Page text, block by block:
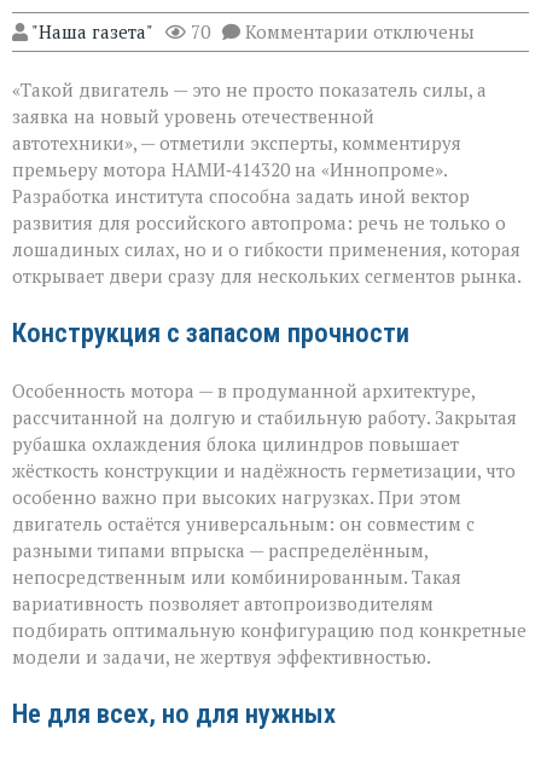
"Наша газета" 70 Комментарии к
записи
мотор — не
ради
а
ради
возможностей»
отключены
«Такой двигатель — это не просто показатель силы, а
заявка на новый уровень отечественной
автотехники», — отметили эксперты, комментируя
премьеру мотора НАМИ‑414320 на «Иннопроме».
Разработка института способна задать иной вектор
развития для российского автопрома: речь не только о
лошадиных силах, но и о гибкости применения, которая
открывает двери сразу для нескольких сегментов рынка.
Конструкция с запасом прочности
Особенность мотора — в продуманной архитектуре,
рассчитанной на долгую и стабильную работу. Закрытая
рубашка охлаждения блока цилиндров повышает
жёсткость конструкции и надёжность герметизации, что
особенно важно при высоких нагрузках. При этом
двигатель остаётся универсальным: он совместим с
разными типами впрыска — распределённым,
непосредственным или комбинированным. Такая
вариативность позволяет автопроизводителям
подбирать оптимальную конфигурацию под конкретные
модели и задачи, не жертвуя эффективностью.
Не для всех, но для нужных